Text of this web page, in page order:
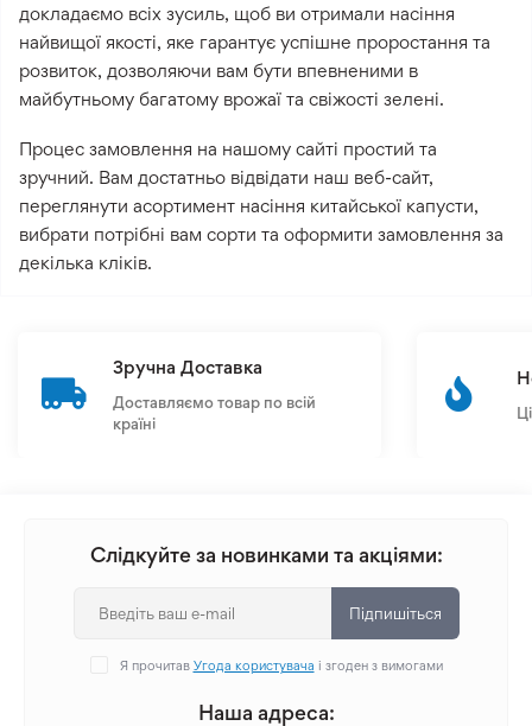
докладаємо всіх зусиль, щоб ви отримали насіння
найвищої якості, яке гарантує успішне проростання та
розвиток, дозволяючи вам бути впевненими в
майбутньому багатому врожаї та свіжості зелені.
Процес замовлення на нашому сайті простий та
зручний. Вам достатньо відвідати наш веб-сайт,
переглянути асортимент насіння китайської капусти,
вибрати потрібні вам сорти та оформити замовлення за
декілька кліків.
Зручна Доставка
Доставляємо товар по всій
країні
Слідкуйте за новинками та акціями:
Підпишіться
Я прочитав Угода користувача і згоден з вимогами
Наша адреса: